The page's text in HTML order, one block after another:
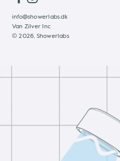
info@showerlabs.dk
Van Zilver Inc
© 2026, Showerlabs